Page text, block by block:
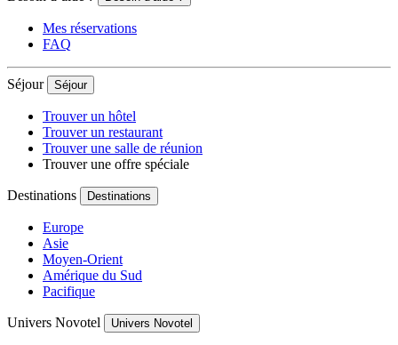
Mes réservations
FAQ
Séjour Séjour
Trouver un hôtel
Trouver un restaurant
Trouver une salle de réunion
Trouver une offre spéciale
Destinations Destinations
Europe
Asie
Moyen-Orient
Amérique du Sud
Pacifique
Univers Novotel Univers Novotel